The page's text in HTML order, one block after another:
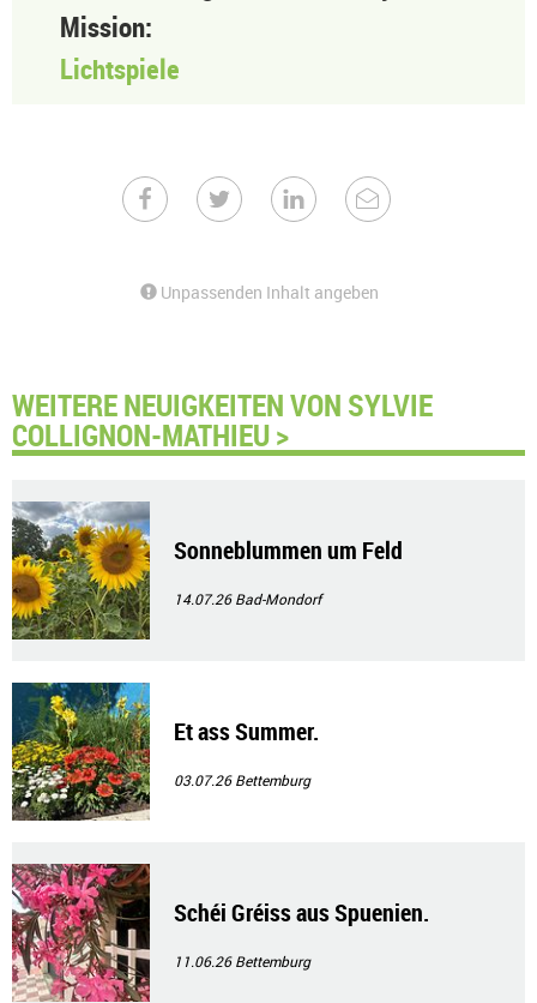
Mission:
Lichtspiele
Unpassenden Inhalt angeben
WEITERE NEUIGKEITEN VON SYLVIE
COLLIGNON-MATHIEU >
Sonneblummen um Feld
14.07.26Bad-Mondorf
Et ass Summer.
03.07.26Bettemburg
Schéi Gréiss aus Spuenien.
11.06.26Bettemburg